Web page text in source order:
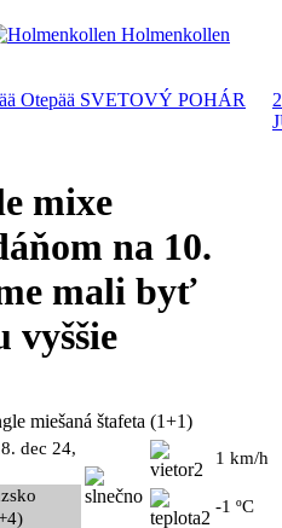
Holmenkollen
Otepää SVETOVÝ POHÁR
mixe
na 10.
mali byť
vyššie
miešaná štafeta (1+1)
dec 24,
1 km/h
-1 ºC